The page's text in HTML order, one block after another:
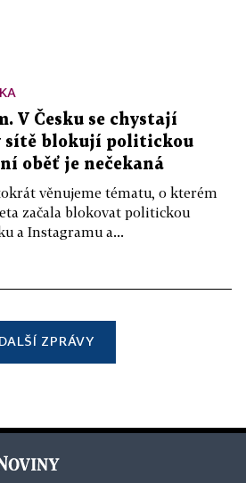
V Česku se chystají
sítě blokují politickou
oběť je nečekaná
věnujeme tématu, o kterém
začala blokovat politickou
a Instagramu a...
DALŠÍ ZPRÁVY